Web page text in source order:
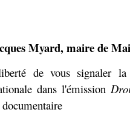
Myard, maire de
de vous signaler
dans l'émission